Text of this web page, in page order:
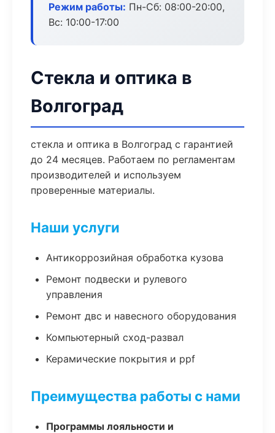
Режим работы: Пн-Сб: 08:00-20:00,
Вс: 10:00-17:00
Стекла и оптика в
Волгоград
стекла и оптика в Волгоград с гарантией
до 24 месяцев. Работаем по регламентам
производителей и используем
проверенные материалы.
Наши услуги
Антикоррозийная обработка кузова
Ремонт подвески и рулевого
управления
Ремонт двс и навесного оборудования
Компьютерный сход-развал
Керамические покрытия и ppf
Преимущества работы с нами
Программы лояльности и